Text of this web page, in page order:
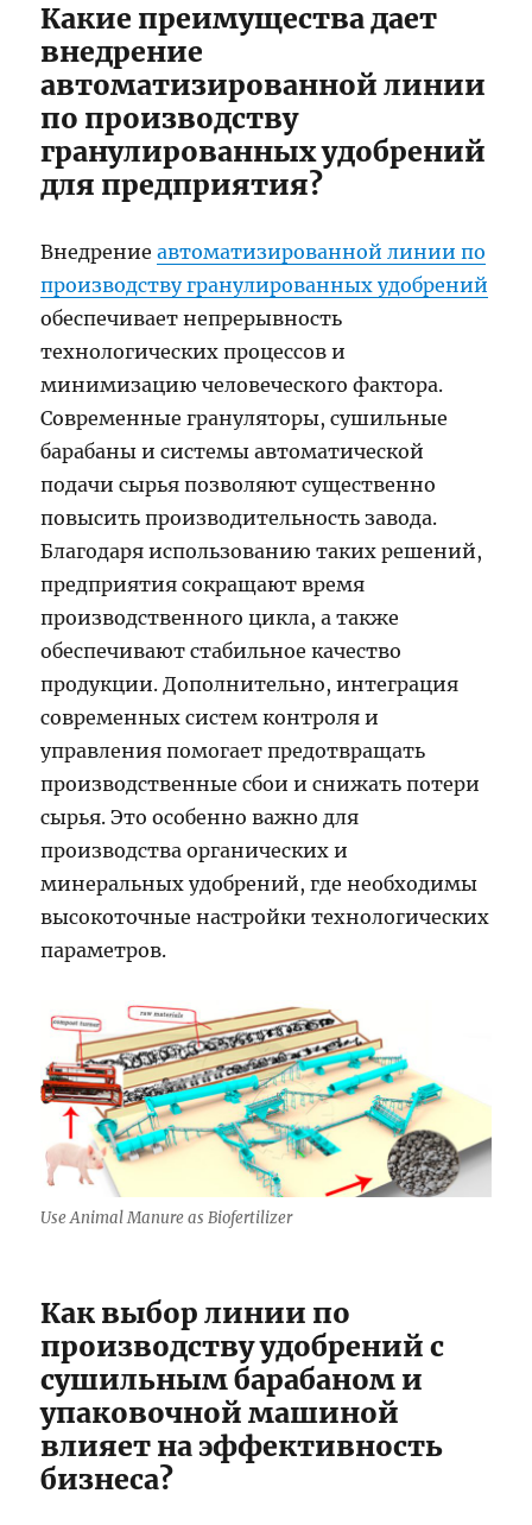
Какие преимущества дает
внедрение
автоматизированной линии
по производству
гранулированных удобрений
для предприятия?
Внедрениеавтоматизированной линии по
производству гранулированных удобрений
обеспечивает непрерывность
технологических процессов и
минимизацию человеческого фактора.
Современные грануляторы, сушильные
барабаны и системы автоматической
подачи сырья позволяют существенно
повысить производительность завода.
Благодаря использованию таких решений,
предприятия сокращают время
производственного цикла, а также
обеспечивают стабильное качество
продукции. Дополнительно, интеграция
современных систем контроля и
управления помогает предотвращать
производственные сбои и снижать потери
сырья. Это особенно важно для
производства органических и
минеральных удобрений, где необходимы
высокоточные настройки технологических
параметров.
Use Animal Manure as Biofertilizer
Как выбор линии по
производству удобрений с
сушильным барабаном и
упаковочной машиной
влияет на эффективность
бизнеса?